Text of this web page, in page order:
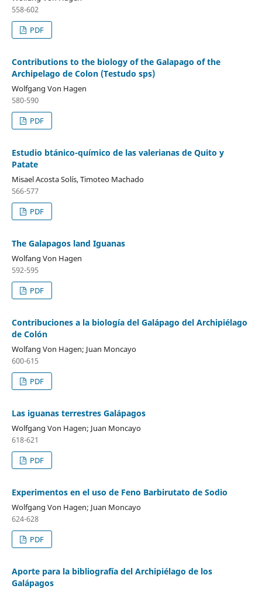
558-602
PDF
Contributions to the biology of the Galapago of the
Archipelago de Colon (Testudo sps)
Wolfgang Von Hagen
580-590
PDF
Estudio btánico-químico de las valerianas de Quito y
Patate
Misael Acosta Solís, Timoteo Machado
566-577
PDF
The Galapagos land Iguanas
Wolfang Von Hagen
592-595
PDF
Contribuciones a la biología del Galápago del Archipiélago
de Colón
Wolfang Von Hagen; Juan Moncayo
600-615
PDF
Las iguanas terrestres Galápagos
Wolfgang Von Hagen; Juan Moncayo
618-621
PDF
Experimentos en el uso de Feno Barbirutato de Sodio
Wolfgang Von Hagen; Juan Moncayo
624-628
PDF
Aporte para la bibliografía del Archipiélago de los
Galápagos